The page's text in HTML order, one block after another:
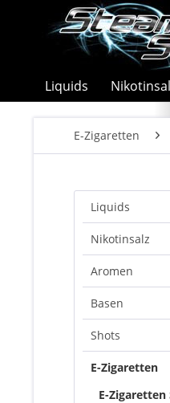
Liquids
E-Zigaretten
Liquids
Nikotinsalz
Aromen
Basen
Shots
E-Zigaretten
E-Zigaretten